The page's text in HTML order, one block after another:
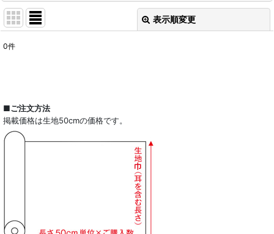
表示順変更
絞り込む
0件
■ご注文方法
掲載価格は生地50cmの価格です。